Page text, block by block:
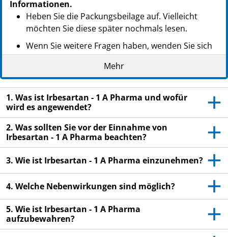
NTIN: 04150096072293
Informationen.
Heben Sie die Packungsbeilage auf. Vielleicht
möchten Sie diese später nochmals lesen.
Wenn Sie weitere Fragen haben, wenden Sie sich
an Ihren Arzt oder Apotheker.
Dieses Arzneimittel wurde Ihnen persönlich
verschrieben. Geben Sie es nicht an Dritte weiter.
Es kann anderen Menschen schaden, auch wenn
diese die gleichen Beschwerden haben wie Sie.
Wenn Sie Nebenwirkungen bemerken, wenden Sie
sich an Ihren Arzt oder Apotheker. Dies gilt auch
Packungsbeilage angegeben sind. Siehe Abschnitt
Mehr
1. Was ist Irbesartan - 1 A Pharma und wofür
wird es angewendet?
2. Was sollten Sie vor der Einnahme von
Irbesartan - 1 A Pharma beachten?
3. Wie ist Irbesartan - 1 A Pharma einzunehmen?
4. Welche Nebenwirkungen sind möglich?
5. Wie ist Irbesartan - 1 A Pharma
aufzubewahren?